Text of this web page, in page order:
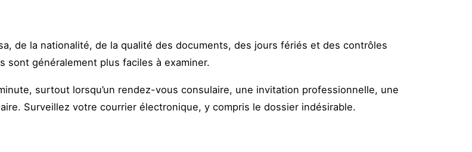
de la nationalité, de la qualité des documents, des jours fériés et des contrôles
sont généralement plus faciles à examiner.
surtout lorsqu’un rendez-vous consulaire, une invitation professionnelle, une
Surveillez votre courrier électronique, y compris le dossier indésirable.